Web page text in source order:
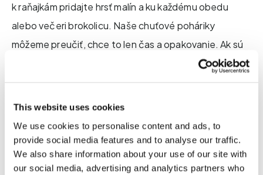
This website uses cookies
We use cookies to personalise content and ads, to
provide social media features and to analyse our traffic.
We also share information about your use of our site with
our social media, advertising and analytics partners who
k raňajkám pridajte hrsť malín a ku každému obedu
alebo večeri brokolicu. Naše chuťové poháriky
môžeme preučiť, chce to len čas a opakovanie. Ak sú
výživové benefity zaradenia určitej potraviny
si myslíme o počiatočnej chuti, stojí za to.
2. Pravidlo jedno za dva: Je to jednoduchý kompromis.